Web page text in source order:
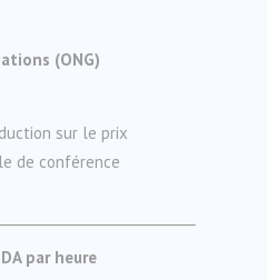
(ONG)
sur le prix
de conférence
par heure